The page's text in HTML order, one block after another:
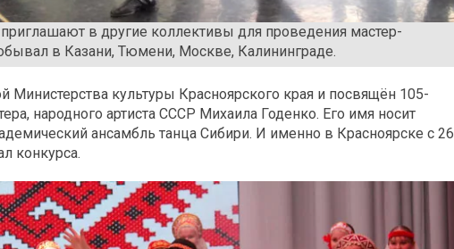
в другие коллективы для проведения мастер-
в Казани, Тюмени, Москве, Калининграде.
Министерства культуры Красноярского края и посвящён 105-
народного артиста СССР Михаила Годенко. Его имя носит
ансамбль танца Сибири. И именно в Красноярске с 26
конкурса.